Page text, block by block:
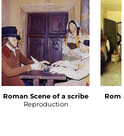
Roman Scene of a scribe
Reproduction